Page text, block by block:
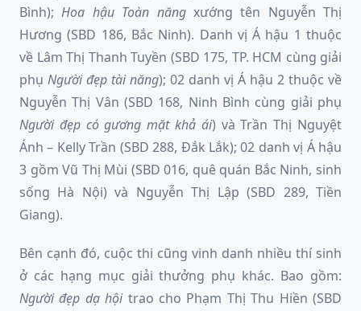
Bình);Hoa hậu Toàn năngxướng tên Nguyễn Thị
Hương (SBD 186, Bắc Ninh). Danh vị Á hậu 1 thuộc
về Lâm Thị Thanh Tuyền (SBD 175, TP. HCM cùng giải
phụ Người đẹp tài năng); 02 danh vị Á hậu 2 thuộc về
Nguyễn Thị Vân (SBD 168, Ninh Bình cùng giải phụ
Người đẹp có gương mặt khả ái) và Trần Thị Nguyệt
Ánh – Kelly Trần (SBD 288, Đắk Lắk); 02 danh vị Á hậu
3 gồm Vũ Thị Mùi (SBD 016, quê quán Bắc Ninh, sinh
sống Hà Nội) và Nguyễn Thị Lập (SBD 289, Tiền
Giang).
Bên cạnh đó, cuộc thi cũng vinh danh nhiều thí sinh
ở các hạng mục giải thưởng phụ khác. Bao gồm:
Người đẹp dạ hộitrao cho Phạm Thị Thu Hiền (SBD